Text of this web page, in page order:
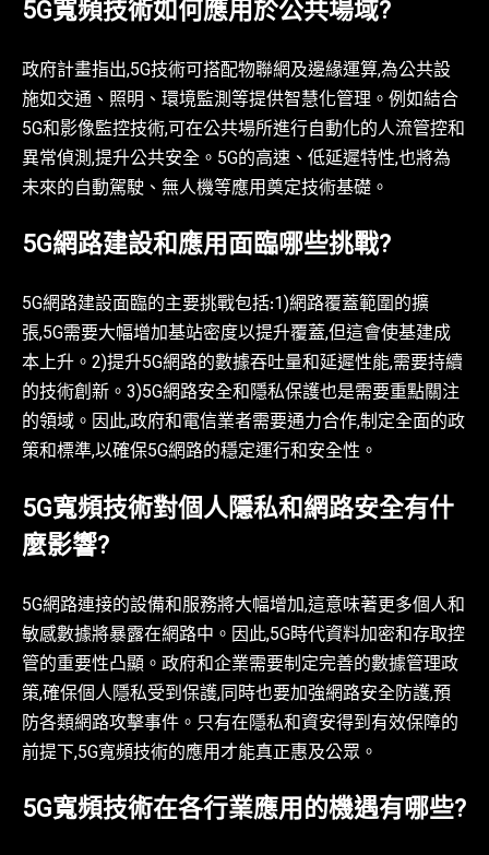
5G寬頻技術如何應用於公共場域?
政府計畫指出,5G技術可搭配物聯網及邊緣運算,為公共設
施如交通、照明、環境監測等提供智慧化管理。例如結合
5G和影像監控技術,可在公共場所進行自動化的人流管控和
異常偵測,提升公共安全。5G的高速、低延遲特性,也將為
未來的自動駕駛、無人機等應用奠定技術基礎。
5G網路建設和應用面臨哪些挑戰?
5G網路建設面臨的主要挑戰包括:1)網路覆蓋範圍的擴
張,5G需要大幅增加基站密度以提升覆蓋,但這會使基建成
本上升。2)提升5G網路的數據吞吐量和延遲性能,需要持續
的技術創新。3)5G網路安全和隱私保護也是需要重點關注
的領域。因此,政府和電信業者需要通力合作,制定全面的政
策和標準,以確保5G網路的穩定運行和安全性。
5G寬頻技術對個人隱私和網路安全有什
麼影響?
5G網路連接的設備和服務將大幅增加,這意味著更多個人和
敏感數據將暴露在網路中。因此,5G時代資料加密和存取控
管的重要性凸顯。政府和企業需要制定完善的數據管理政
策,確保個人隱私受到保護,同時也要加強網路安全防護,預
防各類網路攻擊事件。只有在隱私和資安得到有效保障的
前提下,5G寬頻技術的應用才能真正惠及公眾。
5G寬頻技術在各行業應用的機遇有哪些?